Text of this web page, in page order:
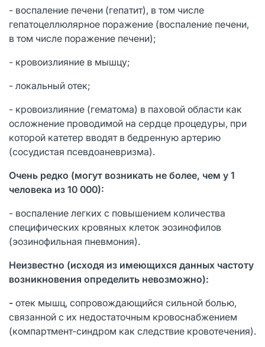
- воспаление печени (гепатит), в том числе
гепатоцеллюлярное поражение (воспаление печени,
в том числе поражение печени);
- кровоизлияние в мышцу;
- локальный отек;
- кровоизлияние (гематома) в паховой области как
осложнение проводимой на сердце процедуры, при
которой катетер вводят в бедренную артерию
(сосудистая псевдоаневризма).
Очень редко (могут возникать не более, чем у 1
человека из 10 000):
- воспаление легких с повышением количества
специфических кровяных клеток эозинофилов
(эозинофильная пневмония).
Неизвестно (исходя из имеющихся данных частоту
возникновения определить невозможно):
- отек мышц, сопровождающийся сильной болью,
связанной с их недостаточным кровоснабжением
(компартмент-синдром как следствие кровотечения).